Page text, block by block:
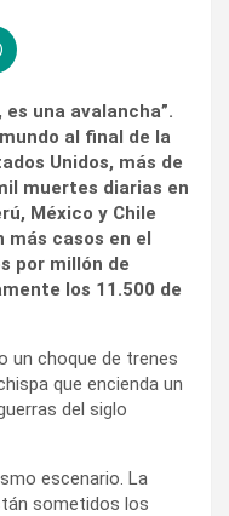
una avalancha”.
al final de la
Unidos, más de
muertes diarias en
México y Chile
más casos en el
por millón de
los 11.500 de
un choque de trenes
que encienda un
del siglo
escenario. La
sometidos los